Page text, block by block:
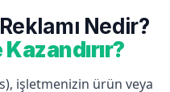
Nedir?
işletmenizin ürün veya